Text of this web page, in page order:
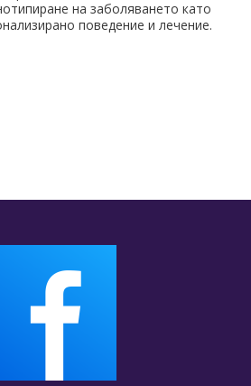
на заболяването като
поведение и лечение.